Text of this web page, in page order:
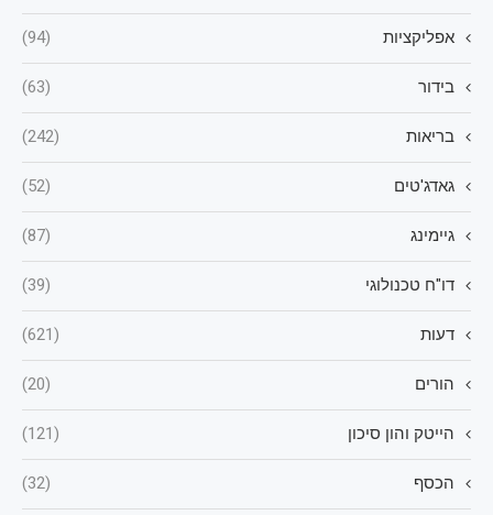
אפליקציות (94)
בידור (63)
בריאות (242)
גאדג'טים (52)
גיימינג (87)
דו"ח טכנולוגי (39)
דעות (621)
הורים (20)
הייטק והון סיכון (121)
הכסף (32)